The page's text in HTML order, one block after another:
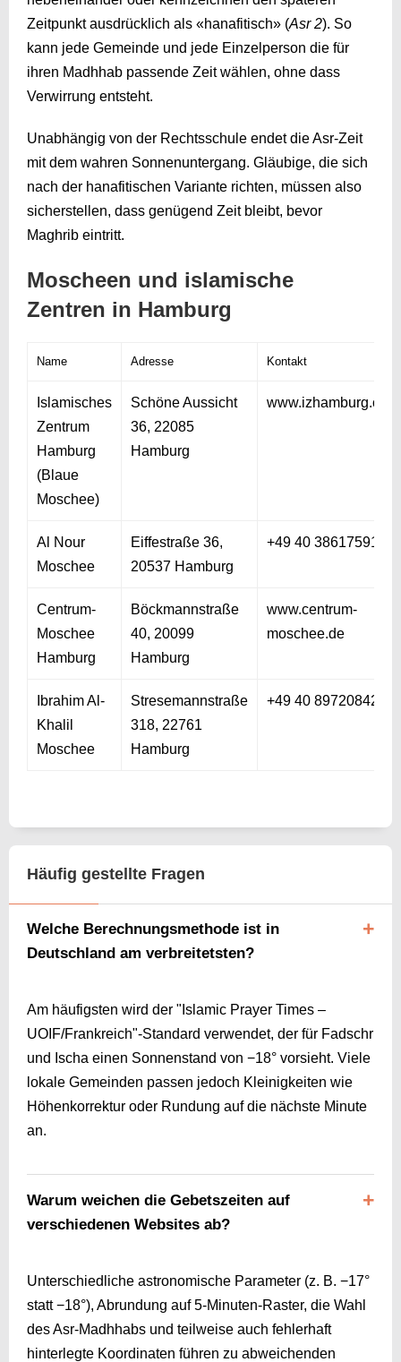
Zeitpunkt ausdrücklich als «hanafitisch» (Asr 2). So
kann jede Gemeinde und jede Einzelperson die für
ihren Madhhab passende Zeit wählen, ohne dass
Verwirrung entsteht.
Unabhängig von der Rechtsschule endet die Asr-Zeit
mit dem wahren Sonnenuntergang. Gläubige, die sich
nach der hanafitischen Variante richten, müssen also
sicherstellen, dass genügend Zeit bleibt, bevor
Maghrib eintritt.
Moscheen und islamische
Zentren in Hamburg
Name Adresse Kontakt
Islamisches
Zentrum
Hamburg
(Blaue
Moschee)
Schöne Aussicht
36, 22085
Hamburg
www.izhamburg.com
Al Nour
Moschee
Eiffestraße 36,
20537 Hamburg
+49 40 38617591
Centrum-
Moschee
Hamburg
Böckmannstraße
40, 20099
Hamburg
www.centrum-
moschee.de
Ibrahim Al-
Khalil
Moschee
Stresemannstraße
318, 22761
Hamburg
+49 40 89720842
Häufig gestellte Fragen
Welche Berechnungsmethode ist in
Deutschland am verbreitetsten?
Am häufigsten wird der "Islamic Prayer Times –
UOIF/Frankreich"-Standard verwendet, der für Fadschr
und Ischa einen Sonnenstand von −18° vorsieht. Viele
lokale Gemeinden passen jedoch Kleinigkeiten wie
Höhenkorrektur oder Rundung auf die nächste Minute
an.
Warum weichen die Gebetszeiten auf
verschiedenen Websites ab?
Unterschiedliche astronomische Parameter (z. B. −17°
statt −18°), Abrundung auf 5-Minuten-Raster, die Wahl
des Asr-Madhhabs und teilweise auch fehlerhaft
hinterlegte Koordinaten führen zu abweichenden